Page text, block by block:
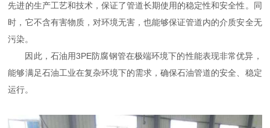
先进的生产工艺和技术，保证了管道长期使用的稳定性和安全性。同
时，它不含有害物质，对环境无害，也能够保证管道内的介质安全无
污染。
因此，石油用3PE防腐钢管在极端环境下的性能表现非常优异，
能够满足石油工业在复杂环境下的需求，确保石油管道的安全、稳定
运行。